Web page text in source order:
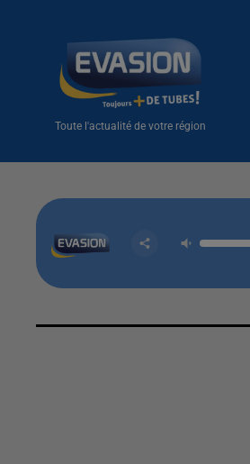
Toute l'actualité de votre région